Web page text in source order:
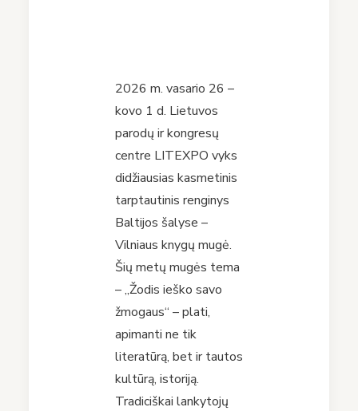
2026 m. vasario 26 –
kovo 1 d. Lietuvos
parodų ir kongresų
centre LITEXPO vyks
didžiausias kasmetinis
tarptautinis renginys
Baltijos šalyse –
Vilniaus knygų mugė.
Šių metų mugės tema
– „Žodis ieško savo
žmogaus“ – plati,
apimanti ne tik
literatūrą, bet ir tautos
kultūrą, istoriją.
Tradiciškai lankytojų